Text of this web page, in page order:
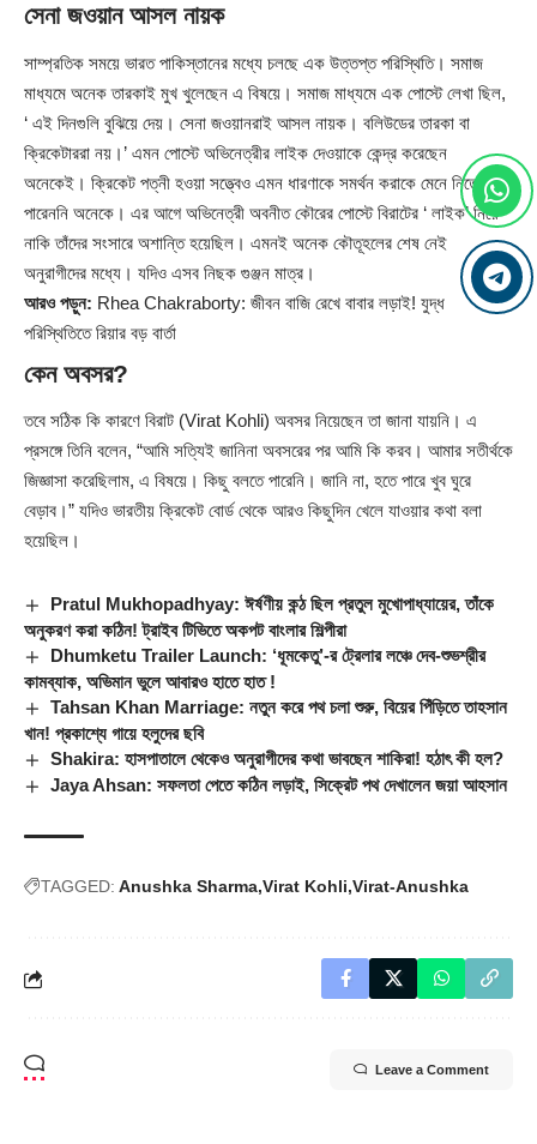
সেনা জওয়ান আসল নায়ক
সাম্প্রতিক সময়ে ভারত পাকিস্তানের মধ্যে চলছে এক উত্তপ্ত পরিস্থিতি। সমাজ
মাধ্যমে অনেক তারকাই মুখ খুলেছেন এ বিষয়ে। সমাজ মাধ্যমে এক পোস্টে লেখা ছিল,
‘ এই দিনগুলি বুঝিয়ে দেয়। সেনা জওয়ানরাই আসল নায়ক। বলিউডের তারকা বা
ক্রিকেটাররা নয়।’ এমন পোস্টে অভিনেত্রীর লাইক দেওয়াকে কেন্দ্র করেছেন
অনেকেই। ক্রিকেট পত্নী হওয়া সত্ত্বেও এমন ধারণাকে সমর্থন করাকে মেনে নিতে
পারেননি অনেকে। এর আগে অভিনেত্রী অবনীত কৌরের পোস্টে বিরাটের ‘ লাইক’ নিয়ে
নাকি তাঁদের সংসারে অশান্তি হয়েছিল। এমনই অনেক কৌতূহলের শেষ নেই
অনুরাগীদের মধ্যে। যদিও এসব নিছক গুঞ্জন মাত্র।
আরও পড়ুন: Rhea Chakraborty: জীবন বাজি রেখে বাবার লড়াই! যুদ্ধ
পরিস্থিতিতে রিয়ার বড় বার্তা
কেন অবসর?
তবে সঠিক কি কারণে বিরাট (Virat Kohli) অবসর নিয়েছেন তা জানা যায়নি। এ
প্রসঙ্গে তিনি বলেন, “আমি সত্যিই জানিনা অবসরের পর আমি কি করব। আমার সতীর্থকে
জিজ্ঞাসা করেছিলাম, এ বিষয়ে। কিছু বলতে পারেনি। জানি না, হতে পারে খুব ঘুরে
বেড়াব।” যদিও ভারতীয় ক্রিকেট বোর্ড থেকে আরও কিছুদিন খেলে যাওয়ার কথা বলা
হয়েছিল।
Pratul Mukhopadhyay: ঈর্ষণীয় কন্ঠ ছিল প্রতুল মুখোপাধ্যায়ের, তাঁকে
অনুকরণ করা কঠিন! ট্রাইব টিভিতে অকপট বাংলার শিল্পীরা
Dhumketu Trailer Launch: ‘ধূমকেতু’-র ট্রেলার লঞ্চে দেব-শুভশ্রীর
কামব্যাক, অভিমান ভুলে আবারও হাতে হাত !
Tahsan Khan Marriage: নতুন করে পথ চলা শুরু, বিয়ের পিঁড়িতে তাহসান
খান! প্রকাশ্যে গায়ে হলুদের ছবি
Shakira: হাসপাতালে থেকেও অনুরাগীদের কথা ভাবছেন শাকিরা! হঠাৎ কী হল?
Jaya Ahsan: সফলতা পেতে কঠিন লড়াই, সিক্রেট পথ দেখালেন জয়া আহসান
TAGGED: Anushka Sharma Virat Kohli Virat-Anushka
Leave a Comment